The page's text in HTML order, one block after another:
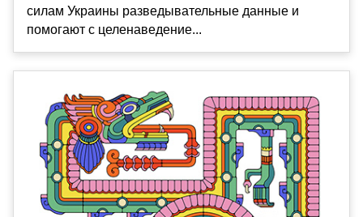
силам Украины разведывательные данные и
помогают с целенаведение...